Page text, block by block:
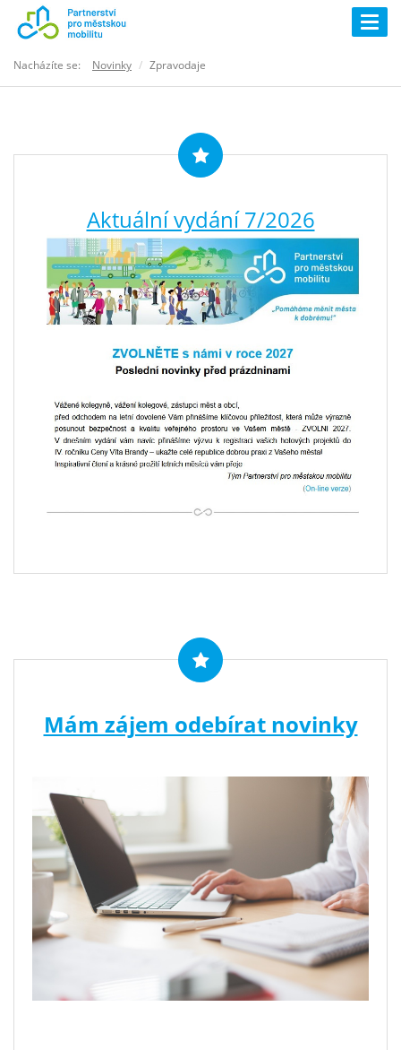
Nacházíte se: Novinky Zpravodaje
Aktuální vydání 7/2026
Mám zájem odebírat novinky